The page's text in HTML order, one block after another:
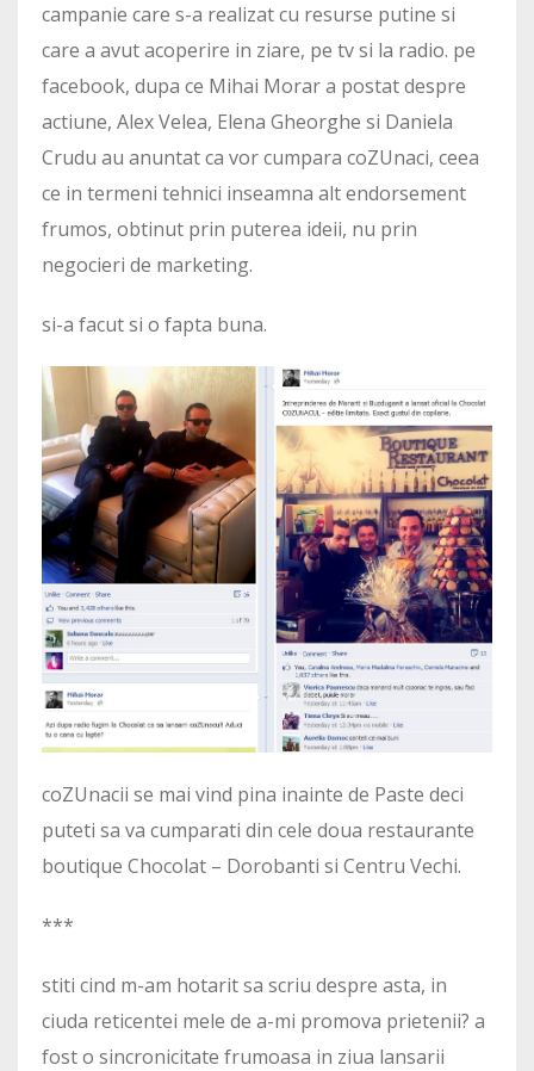
campanie care s-a realizat cu resurse putine si
care a avut acoperire in ziare, pe tv si la radio. pe
facebook, dupa ce Mihai Morar a postat despre
actiune, Alex Velea, Elena Gheorghe si Daniela
Crudu au anuntat ca vor cumpara coZUnaci, ceea
ce in termeni tehnici inseamna alt endorsement
frumos, obtinut prin puterea ideii, nu prin
negocieri de marketing.
si-a facut si o fapta buna.
coZUnacii se mai vind pina inainte de Paste deci
puteti sa va cumparati din cele doua restaurante
boutique Chocolat – Dorobanti si Centru Vechi.
***
stiti cind m-am hotarit sa scriu despre asta, in
ciuda reticentei mele de a-mi promova prietenii? a
fost o sincronicitate frumoasa in ziua lansarii